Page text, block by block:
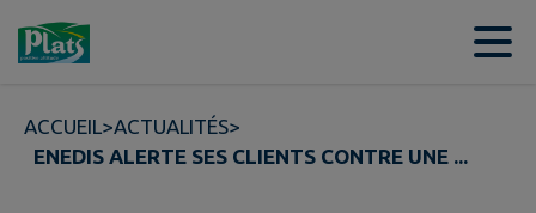
Contenu
ACCUEIL>ACTUALITÉS>
ENEDIS ALERTE SES CLIENTS CONTRE UNE ...